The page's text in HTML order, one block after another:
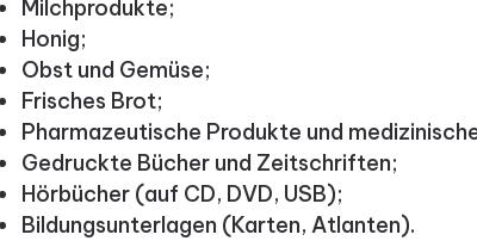
Milchprodukte;
Honig;
Obst und Gemüse;
Frisches Brot;
Pharmazeutische Produkte und
Gedruckte Bücher und Zeitschriften;
Hörbücher (auf CD, DVD, USB);
Bildungsunterlagen (Karten, Atlanten).